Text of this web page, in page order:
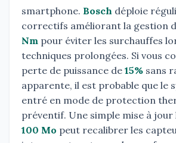
smartphone. Bosch déploie
correctifs améliorant la gestion
Nm pour éviter les surchauffes
techniques prolongées. Si vous
perte de puissance de 15% sans
apparente, il est probable que le
entré en mode de protection
préventif. Une simple mise à jour
100 Mo peut recalibrer les